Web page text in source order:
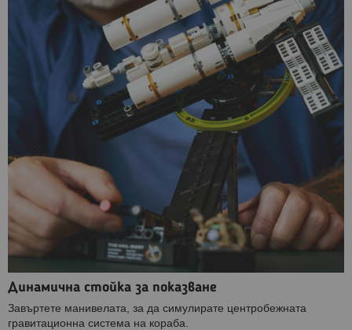
Динамична стойка за показване
Завъртете манивелата, за да симулирате центробежната
гравитационна система на кораба.